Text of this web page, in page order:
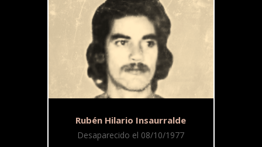
Rubén Hilario Insaurralde
Desaparecido el 08/10/1977